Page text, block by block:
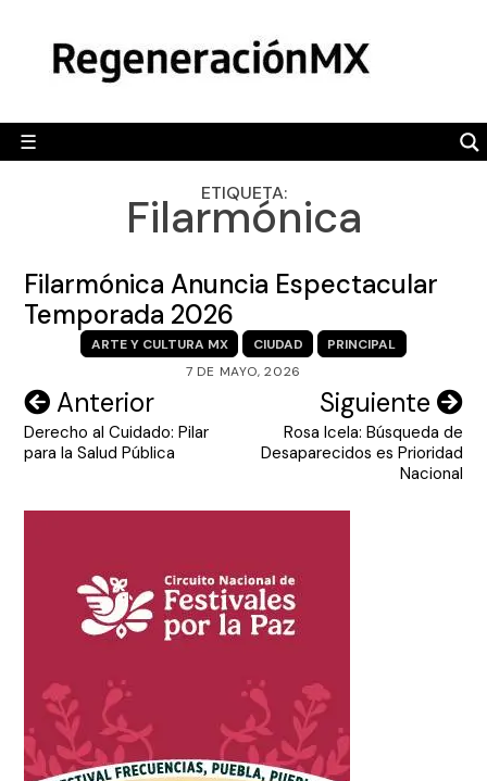
content
☰
POLÍTICA
CAMALEÓN
OPINIÓN
ENGLISH SECTION
VIDEOS
ETIQUETA:
Filarmónica
Filarmónica Anuncia Espectacular
Temporada 2026
ARTE Y CULTURA MX CIUDAD
PRINCIPAL
7 DE MAYO, 2026
Navegación
de
Anterior
Derecho al Cuidado: Pilar
para la Salud Pública
Siguiente
Rosa Icela: Búsqueda de
Desaparecidos es Prioridad
Nacional